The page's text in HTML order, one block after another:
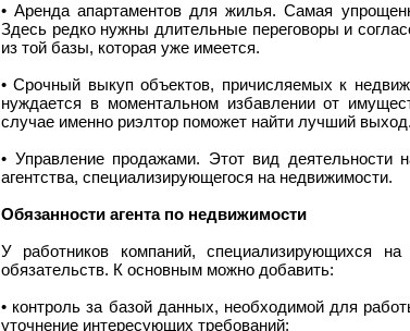
• Аренда апартаментов для жилья. Самая
Здесь редко нужны длительные переговоры и
из той базы, которая уже имеется.
• Срочный выкуп объектов, причисляемых к
нуждается в моментальном избавлении от
случае именно риэлтор поможет найти лучший выход.
• Управление продажами. Этот вид деятельности
агентства, специализирующегося на недвижимости.
Обязанности агента по недвижимости
У работников компаний, специализирующихся
обязательств. К основным можно добавить:
• контроль за базой данных, необходимой для
уточнение интересующих требований;